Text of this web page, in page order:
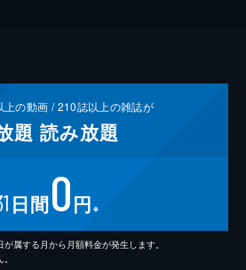
上の動画 /210誌以上の雑誌が
題 読み放題
日間0円 ※
属する月から月額料金が発生します。